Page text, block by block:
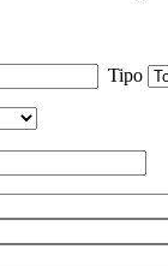
Tipo